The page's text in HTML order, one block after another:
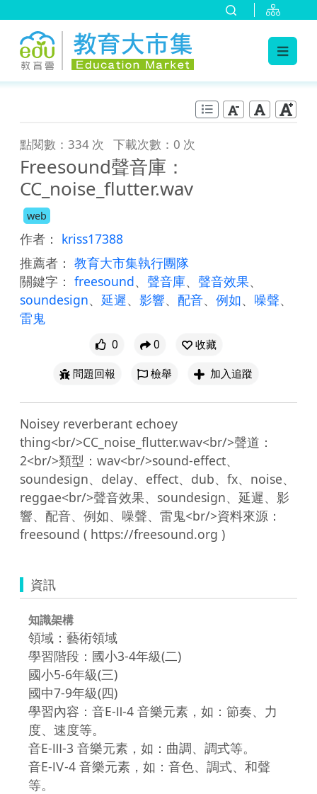
點閱數：334 次 下載次數：0 次
Freesound聲音庫：
CC_noise_flutter.wav
web
作者： kriss17388
推薦者： 教育大市集執行團隊
關鍵字： freesound、 聲音庫、 聲音效果、
soundesign、 延遲、 影響、 配音、 例如、 噪聲、
雷鬼
0 0
收藏
問題回報
檢舉 加入追蹤
Noisey reverberant echoey
thing<br/>CC_noise_flutter.wav<br/>聲道：
2<br/>類型：wav<br/>sound-effect、
soundesign、delay、effect、dub、fx、noise、
reggae<br/>聲音效果、soundesign、延遲、影
響、配音、例如、噪聲、雷鬼<br/>資料來源：
資訊
知識架構
領域：藝術領域
學習階段：國小3-4年級(二)
國小5-6年級(三)
國中7-9年級(四)
學習內容：音E-Ⅱ-4 音樂元素，如：節奏、力
度、速度等。
音E-Ⅲ-3 音樂元素，如：曲調、調式等。
音E-Ⅳ-4 音樂元素，如：音色、調式、和聲
等。